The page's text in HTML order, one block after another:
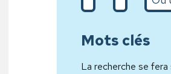
Mots clés
La recherche se fera